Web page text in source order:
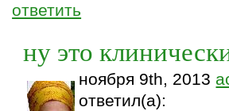
ответить
ну это
ноября 9th, 2013
ответил(а):